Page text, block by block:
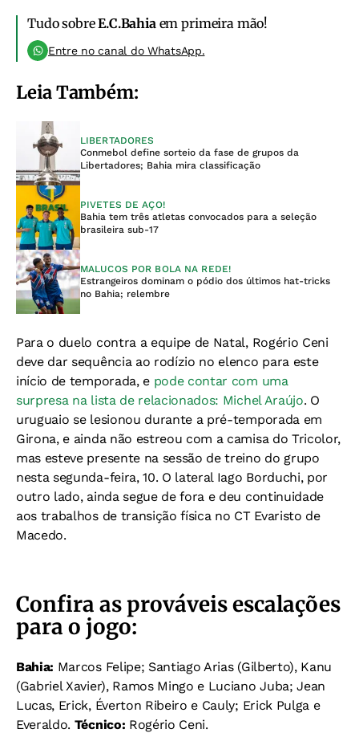
Tudo sobreE.C.Bahiaem primeira mão!
Entre no canal do WhatsApp.
Leia Também:
LIBERTADORES
Conmebol define sorteio da fase de grupos da
Libertadores; Bahia mira classificação
PIVETES DE AÇO!
Bahia tem três atletas convocados para a seleção
brasileira sub-17
MALUCOS POR BOLA NA REDE!
Estrangeiros dominam o pódio dos últimos hat-tricks
no Bahia; relembre
Para o duelo contra a equipe de Natal, Rogério Ceni
deve dar sequência ao rodízio no elenco para este
início de temporada, e pode contar com uma
surpresa na lista de relacionados: Michel Araújo. O
uruguaio se lesionou durante a pré-temporada em
Girona, e ainda não estreou com a camisa do Tricolor,
mas esteve presente na sessão de treino do grupo
nesta segunda-feira, 10. O lateral Iago Borduchi, por
outro lado, ainda segue de fora e deu continuidade
aos trabalhos de transição física no CT Evaristo de
Macedo.
Confira as prováveis escalações
para o jogo:
Bahia: Marcos Felipe; Santiago Arias (Gilberto), Kanu
(Gabriel Xavier), Ramos Mingo e Luciano Juba; Jean
Lucas, Erick, Éverton Ribeiro e Cauly; Erick Pulga e
Everaldo. Técnico: Rogério Ceni.